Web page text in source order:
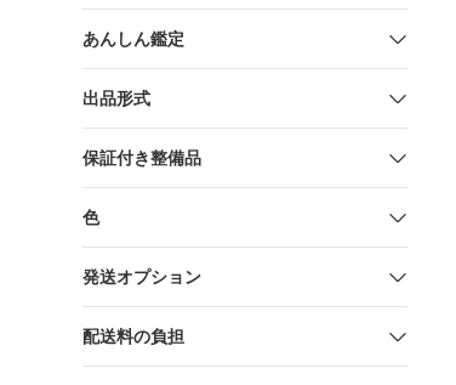
あんしん鑑定
出品形式
保証付き整備品
色
発送オプション
配送料の負担